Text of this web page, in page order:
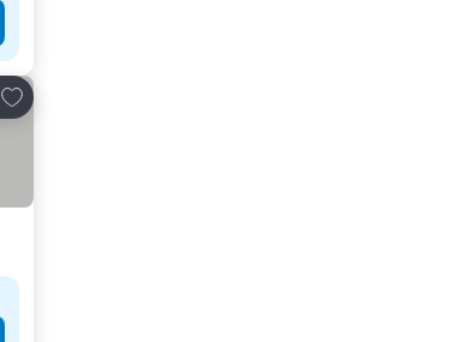
Lisää suosikkeihin